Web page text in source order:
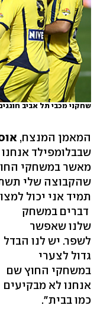
שחקני מכבי תל אביב
המאמן המנצח,
שבבלומפילד
מאשר במשחקי
שהקבוצה שלי
תמיד אני יכול
דברים במשחק
שלנו שאפשר
לשפר. יש לנו הבדל
גדול לצערי
במשחקי החוץ שם
אנחנו לא מבקיעים
כמו בבית".